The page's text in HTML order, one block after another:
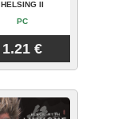
HELSING II
PC
1.21 €